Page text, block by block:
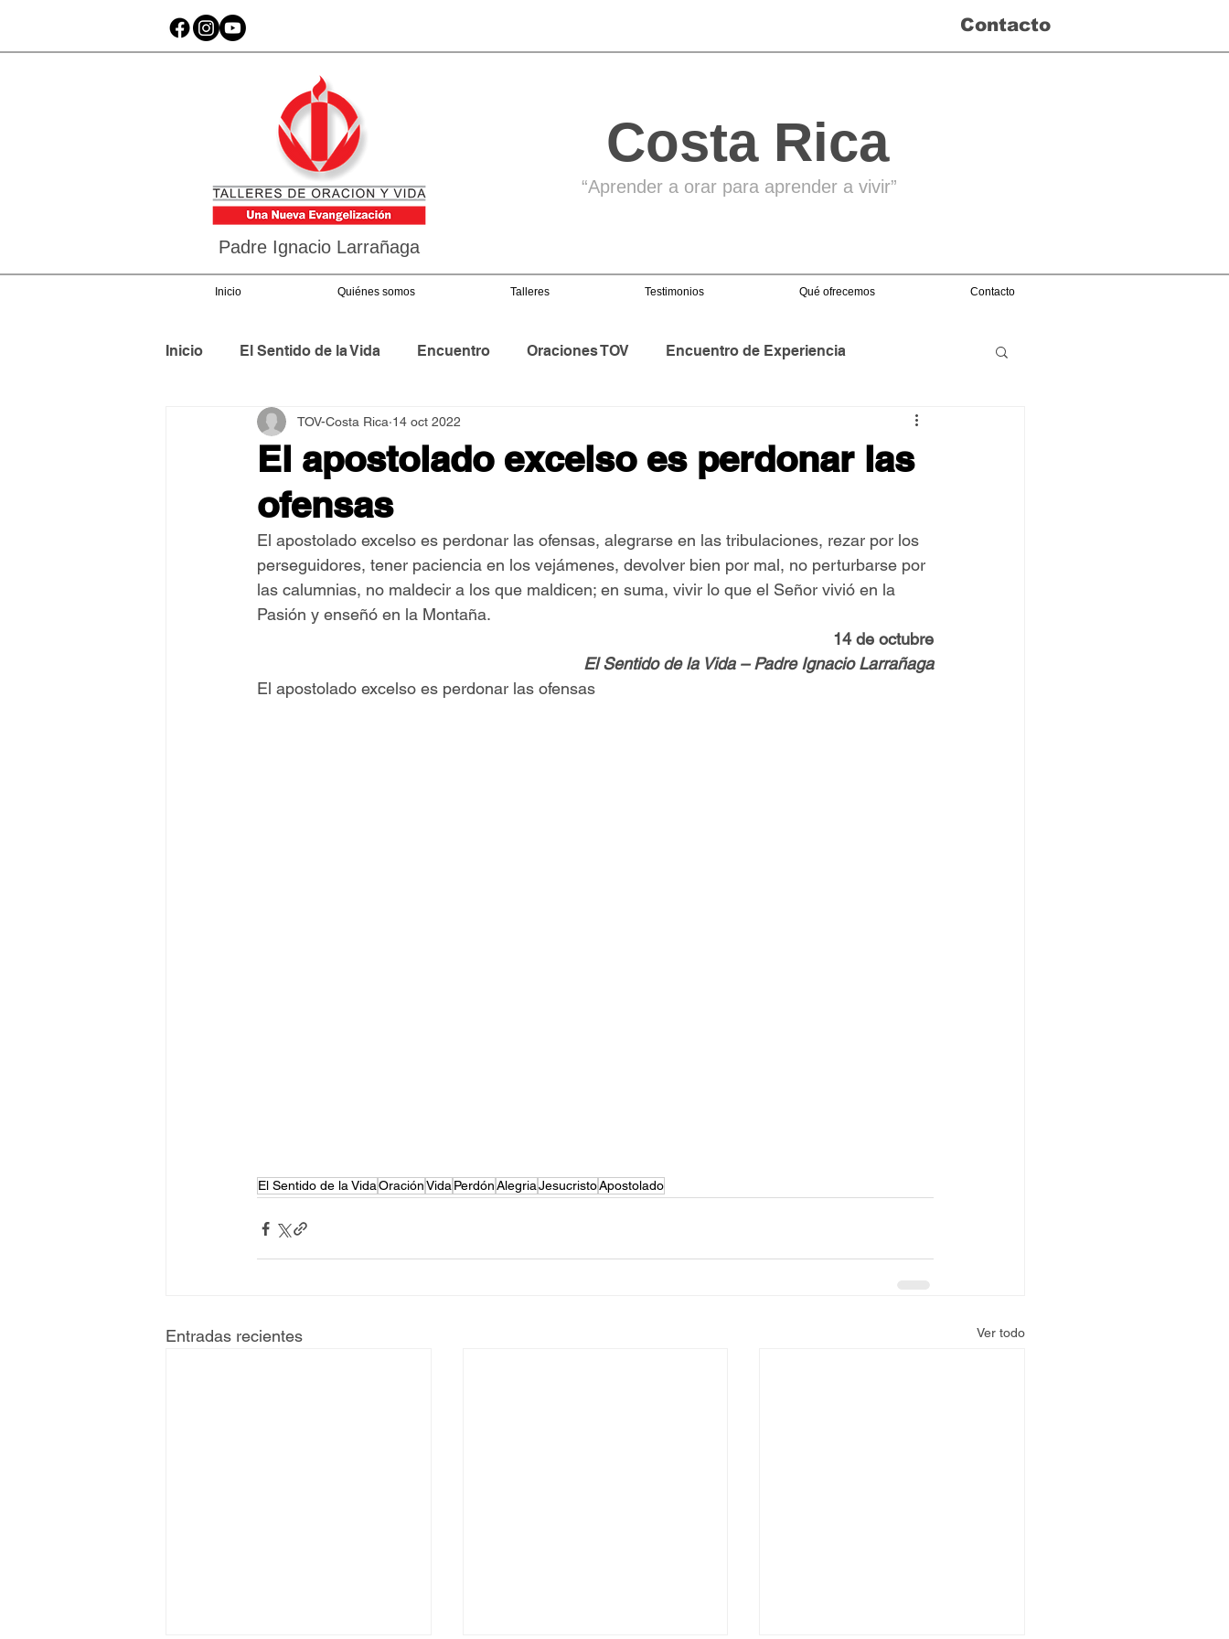
Contacto
Padre Ignacio Larrañaga
Costa Rica
“Aprender a orar para aprender a vivir”
Inicio Quiénes somos Talleres Testimonios Qué ofrecemos Contacto
Inicio El Sentido de la Vida Encuentro Oraciones TOV Encuentro de Experiencia
Asamblea Internacional 2018 Asamblea Nacional
Estilo y Vida de los Guías
Pentecostés El Arte de Ser Feliz Semillas de Paz
El apostolado excelso es perdonar las
ofensas
TOV-Costa Rica 14 oct 2022
El apostolado excelso es perdonar las ofensas, alegrarse en las tribulaciones, rezar por los
perseguidores, tener paciencia en los vejámenes, devolver bien por mal, no perturbarse por
las calumnias, no maldecir a los que maldicen; en suma, vivir lo que el Señor vivió en la
Pasión y enseñó en la Montaña.
14 de octubre
El Sentido de la Vida – Padre Ignacio Larrañaga
El apostolado excelso es perdonar las ofensas
El Sentido de la VidaOraciónVida PerdónAlegriaJesucristoApostolado
Entradas recientes Ver todo